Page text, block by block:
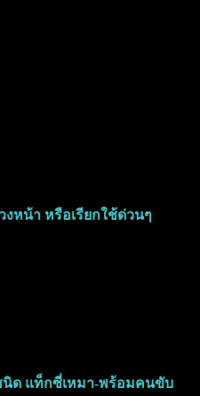
งหน้า หรือเรียกใช้ด่วนๆ
ด แท็กซี่เหมา-พร้อมคนขับ